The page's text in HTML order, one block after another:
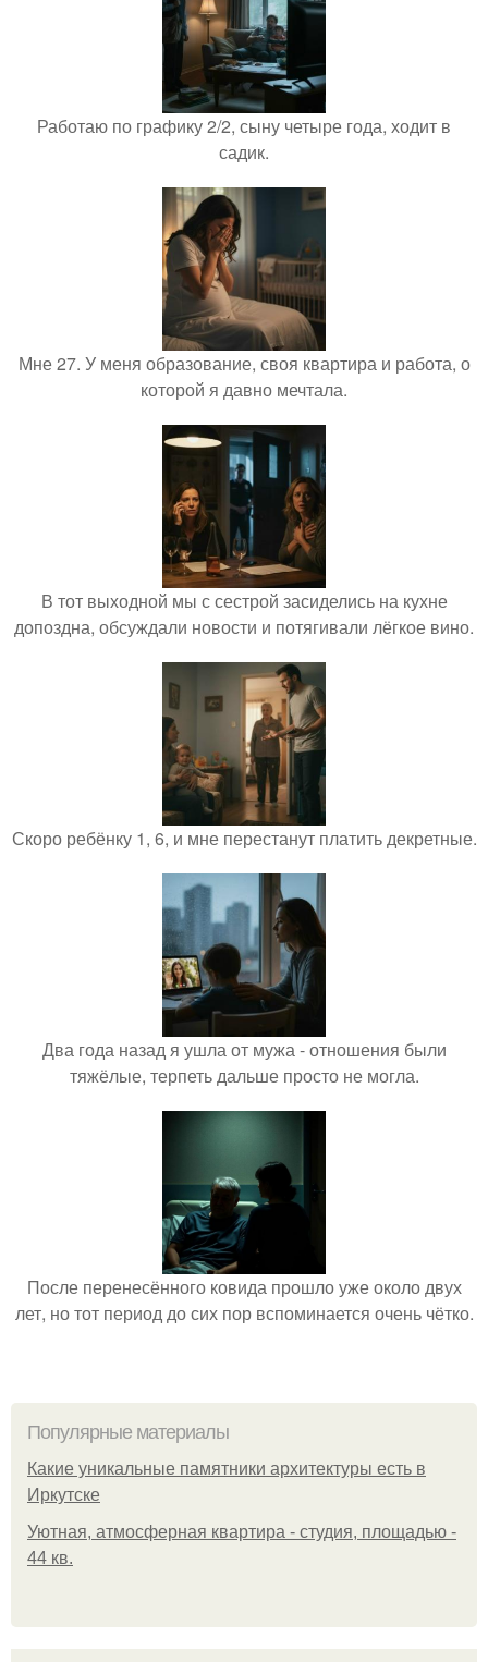
Работаю по графику 2/2, сыну четыре года, ходит в
садик.
Мне 27. У меня образование, своя квартира и работа, о
которой я давно мечтала.
В тот выходной мы с сестрой засиделись на кухне
допоздна, обсуждали новости и потягивали лёгкое вино.
Скоро ребёнку 1, 6, и мне перестанут платить декретные.
Два года назад я ушла от мужа - отношения были
тяжёлые, терпеть дальше просто не могла.
После перенесённого ковида прошло уже около двух
лет, но тот период до сих пор вспоминается очень чётко.
Популярные материалы
Какие уникальные памятники архитектуры есть в
Иркутске
Уютная, атмосферная квартира - студия, площадью -
44 кв.